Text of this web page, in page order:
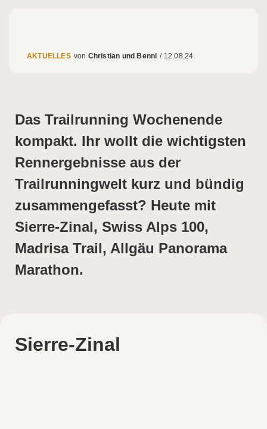
AKTUELLES Christian und Benni / 12.08.24
Das Trailrunning Wochenende
kompakt. Ihr wollt die wichtigsten
Rennergebnisse aus der
Trailrunningwelt kurz und bündig
zusammengefasst? Heute mit
Sierre-Zinal, Swiss Alps 100,
Madrisa Trail, Allgäu Panorama
Marathon.
Sierre-Zinal